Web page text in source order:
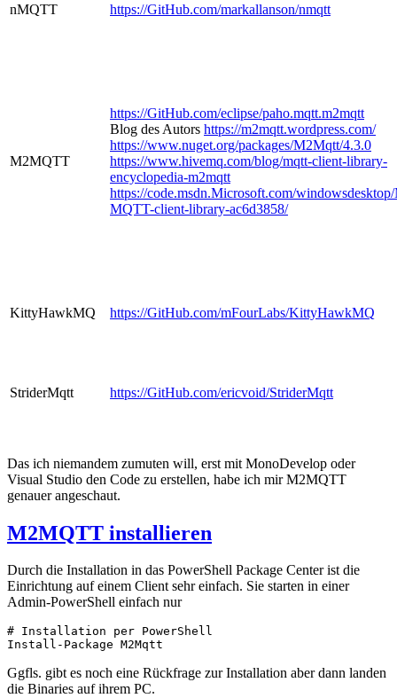
nMQTT https://GitHub.com/markallanson/nmqtt
M2MQTT
https://GitHub.com/eclipse/paho.mqtt.m2mqtt
Blog des Autors https://m2mqtt.wordpress.com/
https://www.nuget.org/packages/M2Mqtt/4.3.0
https://www.hivemq.com/blog/mqtt-client-library-
encyclopedia-m2mqtt
https://code.msdn.Microsoft.com/
MQTT-client-library-ac6d3858/
KittyHawkMQ https://GitHub.com/mFourLabs/KittyHawkMQ
StriderMqtt https://GitHub.com/ericvoid/StriderMqtt
Das ich niemandem zumuten will, erst mit MonoDevelop oder
Visual Studio den Code zu erstellen, habe ich mir M2MQTT
genauer angeschaut.
M2MQTT installieren
Durch die Installation in das PowerShell Package Center ist die
Einrichtung auf einem Client sehr einfach. Sie starten in einer
Admin-PowerShell einfach nur
# Installation per PowerShell
Install-Package M2Mqtt
Ggfls. gibt es noch eine Rückfrage zur Installation aber dann landen
die Binaries auf ihrem PC.